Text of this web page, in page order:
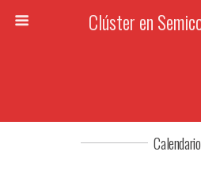
Clúster en
Calendario